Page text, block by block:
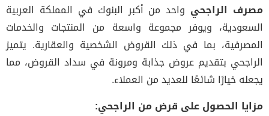
مصرف الراجحي واحد من أكبر البنوك في المملكة العربية
السعودية، ويوفر مجموعة واسعة من المنتجات والخدمات
المصرفية، بما في ذلك القروض الشخصية والعقارية. يتميز
الراجحي بتقديم عروض جذابة ومرونة في سداد القروض، مما
يجعله خيارًا شائعًا للعديد من العملاء.
مزايا الحصول على قرض من الراجحي: